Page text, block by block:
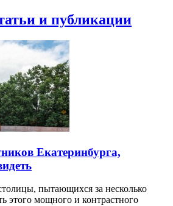
и публикации
Екатеринбурга,
пытающихся за несколько
этого мощного и контрастного